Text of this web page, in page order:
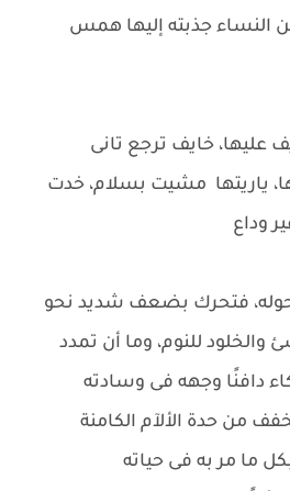
النساء جذبته إليها همس
عليها، خايف ترجع تانى
ياريتها مشيت بسلام، خدت
وداع
فتحرك بضعف شديد نحو
للنوم، وما أن تمدد
دافنًا وجهه فى وسادته
من حدة الألآم الكامنة
ما مر به فى حياته